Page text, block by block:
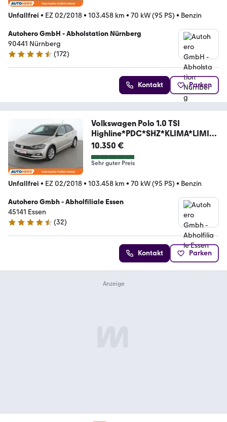
Unfallfrei • EZ 02/2018• 103.458 km • 70 kW (95 PS) • Benzin
Autohero GmbH - Abholstation Nürnberg
90441 Nürnberg
4.5 Sterne
(172)
Kontakt Parken
Volkswagen Polo 1.0 TSI
Highline*PDC*SHZ*KLIMA*LIMITE
R*
10.350 €
Sehr guter Preis
Unfallfrei • EZ 02/2018• 103.458 km • 70 kW (95 PS) • Benzin
Autohero Gmbh - Abholfiliale Essen
45141 Essen
4.7 Sterne
(32)
Kontakt Parken